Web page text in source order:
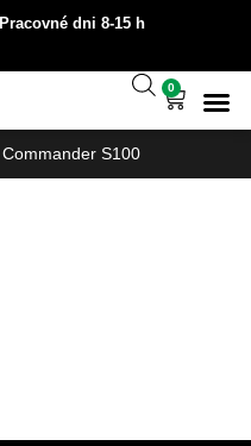
Pracovné dni 8-15 h
0
Commander S100